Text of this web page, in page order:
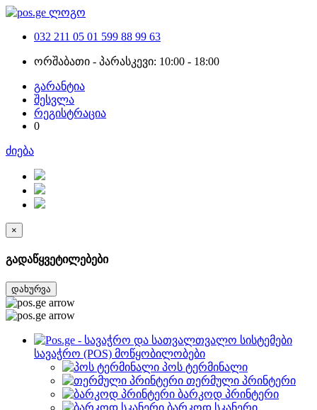
032 211 05 01 599 88 99 63
ორშაბათი - პარასკევი: 10:00 - 18:00
გარანტია
შესვლა
რეგისტრაცია
0
ძიება
×
გადაწყვეტილებები
დახურვა
სავაჭრო (POS) მოწყობილობები
პოს ტერმინალი
თერმული პრინტერი
ბარკოდ პრინტერი
ბარკოდ სკანერი